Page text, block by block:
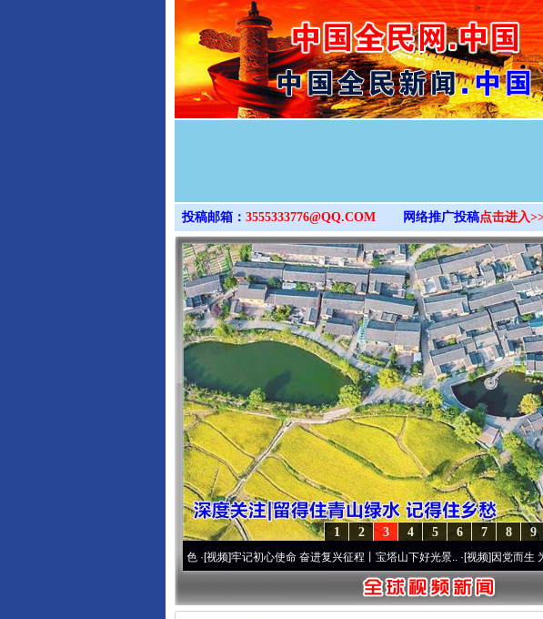
>
投稿邮箱： 3555333776@QQ.COM 网络推广投稿点击进入
9
8
7
6
5
4
3
2
1
牢记初心使命 奋进复兴征程丨宝塔山下好光景..·[视频]因党而生 为党而战